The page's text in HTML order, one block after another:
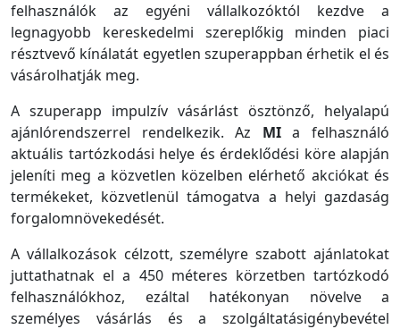
felhasználók az egyéni vállalkozóktól kezdve a
legnagyobb kereskedelmi szereplőkig minden piaci
résztvevő kínálatát egyetlen szuperappban érhetik el és
vásárolhatják meg.
A szuperapp impulzív vásárlást ösztönző, helyalapú
ajánlórendszerrel rendelkezik. Az MIa felhasználó
aktuális tartózkodási helye és érdeklődési köre alapján
jeleníti meg a közvetlen közelben elérhető akciókat és
termékeket, közvetlenül támogatva a helyi gazdaság
forgalomnövekedését.
A vállalkozások célzott, személyre szabott ajánlatokat
juttathatnak el a 450 méteres körzetben tartózkodó
felhasználókhoz, ezáltal hatékonyan növelve a
személyes vásárlás és a szolgáltatásigénybevétel